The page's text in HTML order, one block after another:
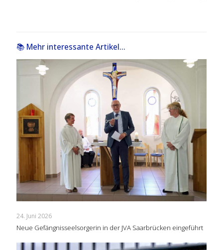
📚 Mehr interessante Artikel...
24. Juni 2026
Neue Gefängnisseelsorgerin in der JVA Saarbrücken eingeführt